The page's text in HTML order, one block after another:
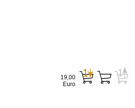
19,00
Euro